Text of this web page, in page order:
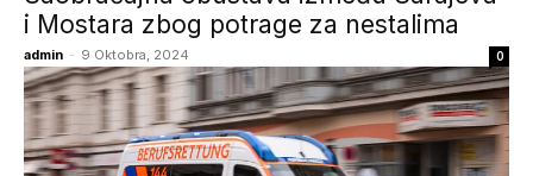
i Mostara zbog potrage za nestalima
admin - 9 Oktobra, 2024 0